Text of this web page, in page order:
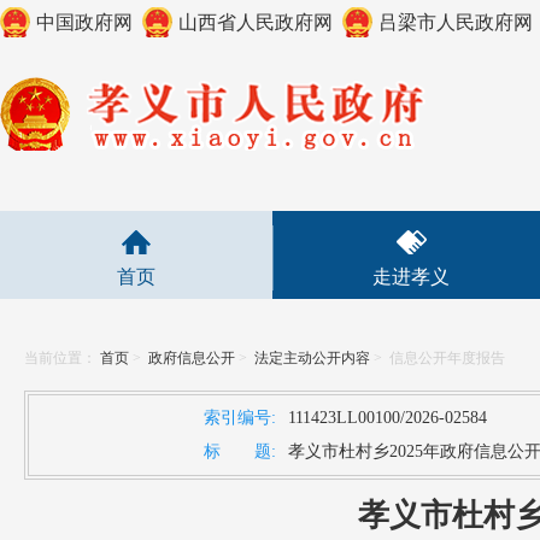
中国政府网 山西省人民政府网 吕梁市人民政府网
首页 走进孝义
当前位置： 首页 > 政府信息公开 > 法定主动公开内容 > 信息公开年度报告
索引编号:
111423LL00100/2026-02584
标 题:
孝义市杜村乡2025年政府信息公
孝义市杜村